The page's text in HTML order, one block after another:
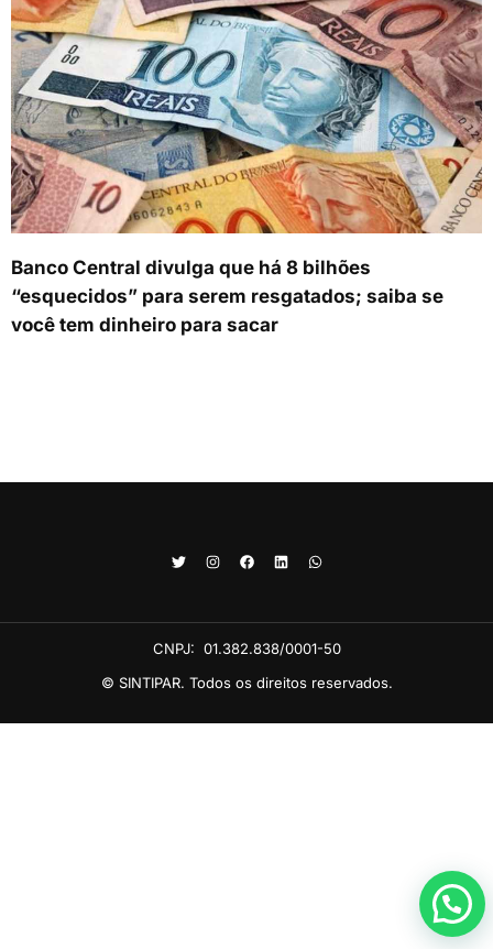
Banco Central divulga que há 8 bilhões
“esquecidos” para serem resgatados; saiba se
você tem dinheiro para sacar
CNPJ: 01.382.838/0001-50
© SINTIPAR. Todos os direitos reservados.